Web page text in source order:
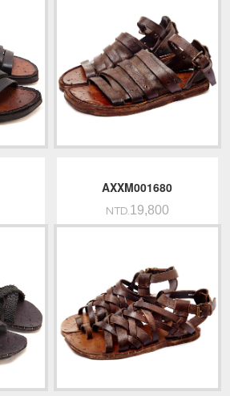
AXXM001680
NTD.19,800